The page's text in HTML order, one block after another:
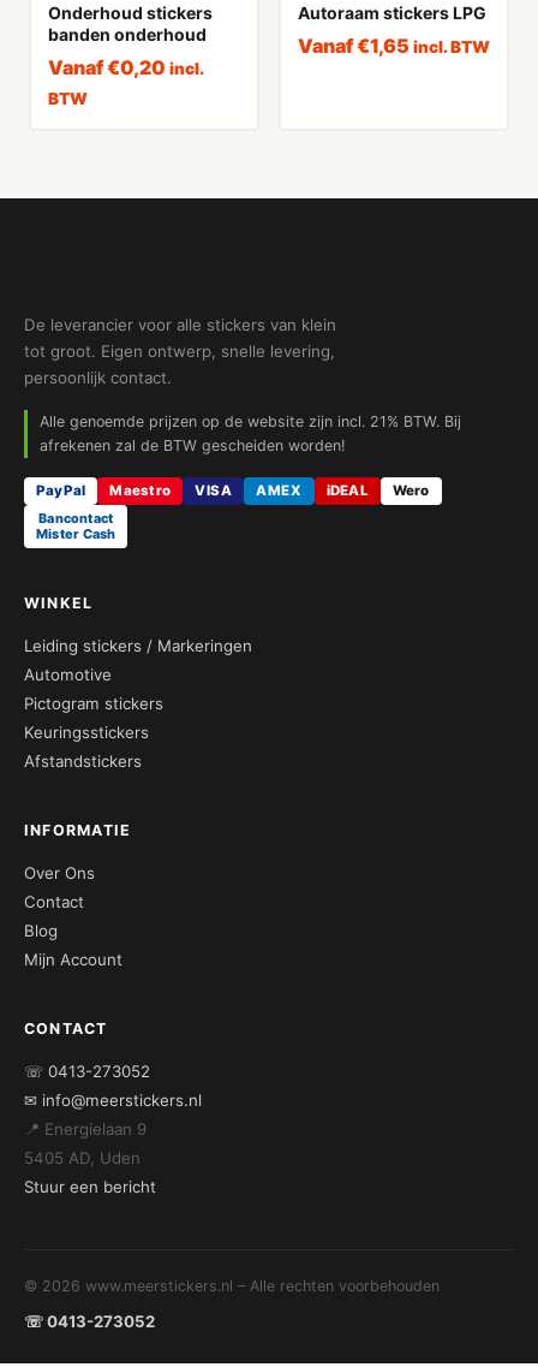
Onderhoud stickers
banden onderhoud
Vanaf€0,20 incl.
BTW
Autoraam stickers LPG
Vanaf€1,65 incl. BTW
De leverancier voor alle stickers van klein
tot groot. Eigen ontwerp, snelle levering,
persoonlijk contact.
Alle genoemde prijzen op de website zijn incl. 21% BTW. Bij
afrekenen zal de BTW gescheiden worden!
PayPal Maestro VISA AMEX iDEAL
Wero
Bancontact
Mister Cash
WINKEL
Leiding stickers / Markeringen
Automotive
Pictogram stickers
Keuringsstickers
Afstandstickers
INFORMATIE
Over Ons
Contact
Blog
Mijn Account
CONTACT
☏ 0413-273052
✉ info@meerstickers.nl
📍 Energielaan 9
5405 AD, Uden
Stuur een bericht
© 2026 www.meerstickers.nl – Alle rechten voorbehouden
☏ 0413-273052